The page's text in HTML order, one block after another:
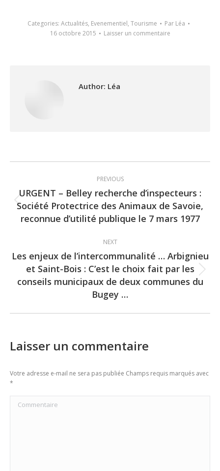
Categories: Actualités, Evenementiel, Tourisme Par Léa
16 octobre 2015
Laisser un commentaire
Author: Léa
navigation
PREVIOUS
Previous
post:
URGENT – Belley recherche d’inspecteurs :
Société Protectrice des Animaux de Savoie,
reconnue d’utilité publique le 7 mars 1977
NEXT
Next
post:
Les enjeux de l’intercommunalité … Arbignieu
et Saint-Bois : C’est le choix fait par les
conseils municipaux de deux communes du
Bugey …
Laisser un commentaire
Votre adresse e-mail ne sera pas publiée Champs requis marqués avec
*
Commentaire